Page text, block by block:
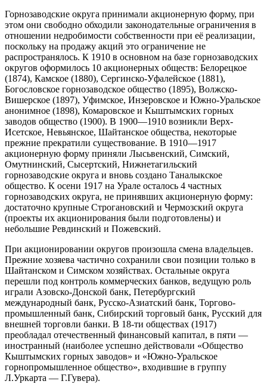
Горнозаводские округа принимали акционерную форму, при
этом они свободно обходили законодательные ограничения в
отношении недробимости собственности при её реализации,
поскольку на продажу акций это ограничение не
распространялось. К 1910 в основном на базе горнозаводских
округов оформилось 10 акционерных обществ: Белорецкое
(1874), Камское (1880), Сергинско-Уфалейское (1881),
Богословское горнозаводское общество (1895), Волжско-
Вишерское (1897), Уфимское, Инзеровское и Южно-Уральское
анонимное (1898), Комаровское и Кыштымских горных
заводов общество (1900). В 1900—1910 возникли Верх-
Исетское, Невьянское, Шайтанское общества, некоторые
прежние прекратили существование. В 1910—1917
акционерную форму приняли Лысьвенский, Симский,
Омутнинский, Сысертский, Нижнетагильский
горнозаводские округа и вновь создано Таналыкское
общество. К осени 1917 на Урале осталось 4 частных
горнозаводских округа, не принявших акционерную форму:
достаточно крупные Строгановский и Чермозский округа
(проекты их акционирования были подготовлены) и
небольшие Ревдинский и Пожевский.
При акционировании округов произошла смена владельцев.
Прежние хозяева частично сохранили свои позиции только в
Шайтанском и Симском хозяйствах. Остальные округа
перешли под контроль коммерческих банков, ведущую роль
играли Азовско-Донской банк, Петербургский
международный банк, Русско-Азиатский банк, Торгово-
промышленный банк, Сибирский торговый банк, Русский для
внешней торговли банки. В 18-ти обществах (1917)
преобладал отечественный финансовый капитал, в пяти —
иностранный (наиболее успешно действовали «Общество
Кыштымских горных заводов» и «Южно-Уральское
горнопромышленное общество», входившие в группу
Л.Уркарта — Г.Гувера).